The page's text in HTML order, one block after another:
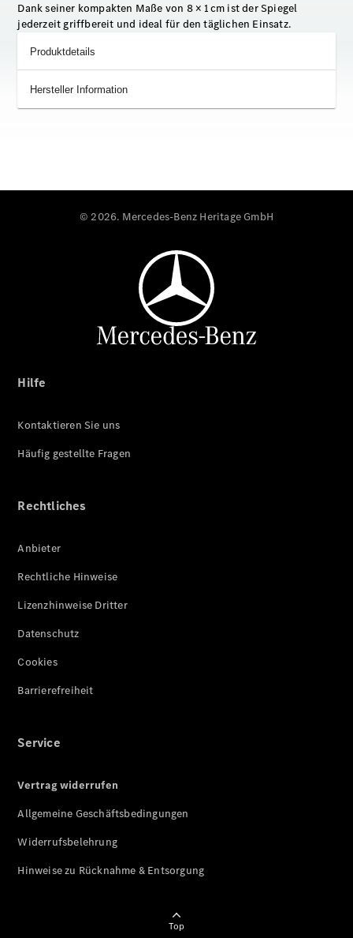
Dank seiner kompakten Maße von 8 × 1 cm ist der Spiegel
jederzeit griffbereit und ideal für den täglichen Einsatz.
Produktdetails
Hersteller Information
© 2026. Mercedes-Benz Heritage GmbH
Hilfe
Kontaktieren Sie uns
Häufig gestellte Fragen
Rechtliches
Anbieter
Rechtliche Hinweise
Lizenzhinweise Dritter
Datenschutz
Cookies
Barrierefreiheit
Service
Vertrag widerrufen
Allgemeine Geschäftsbedingungen
Widerrufsbelehrung
Hinweise zu Rücknahme & Entsorgung
Top